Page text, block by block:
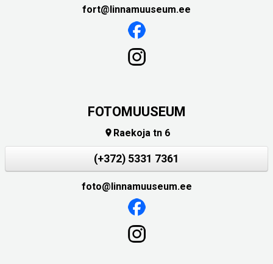
fort@linnamuuseum.ee
FOTOMUUSEUM
 Raekoja tn 6
(+372) 5331 7361
foto@linnamuuseum.ee